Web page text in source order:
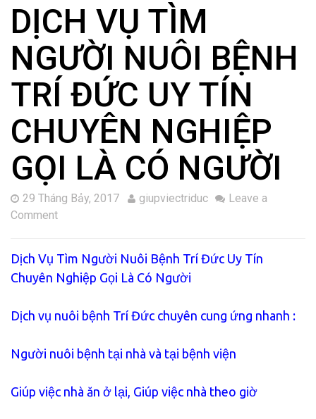
DỊCH VỤ TÌM
NGƯỜI NUÔI BỆNH
TRÍ ĐỨC UY TÍN
CHUYÊN NGHIỆP
GỌI LÀ CÓ NGƯỜI
29 Tháng Bảy, 2017 giupviectriduc
Leave a
Comment
Dịch Vụ Tìm Người Nuôi Bệnh Trí Đức Uy Tín
Chuyên Nghiệp Gọi Là Có Người
Dịch vụ nuôi bệnh Trí Đức chuyên cung ứng nhanh :
Người nuôi bệnh tại nhà và tại bệnh viện
Giúp việc nhà ăn ở lại, Giúp việc nhà theo giờ